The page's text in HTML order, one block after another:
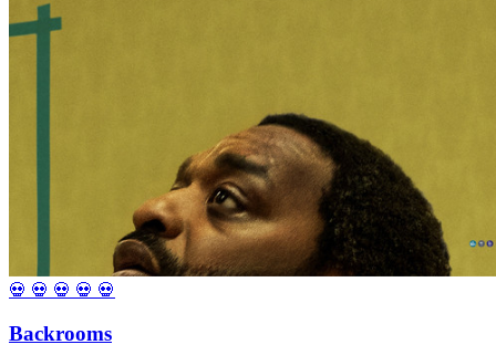
💀 💀 💀 💀 💀
Backrooms